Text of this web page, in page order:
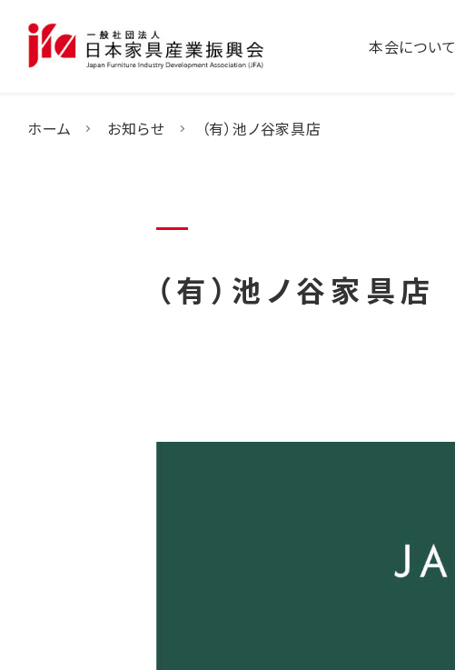
本会について
ホーム お知らせ （有）池ノ谷家具店
（有）池ノ谷家具店